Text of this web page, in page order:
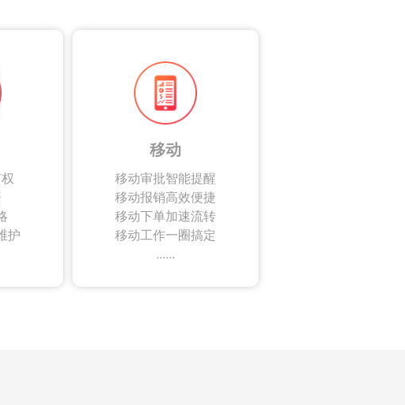
护
移动
移动审批智能提醒
移动报销高效便捷
移动下单加速流转
移动工作一圈搞定
......